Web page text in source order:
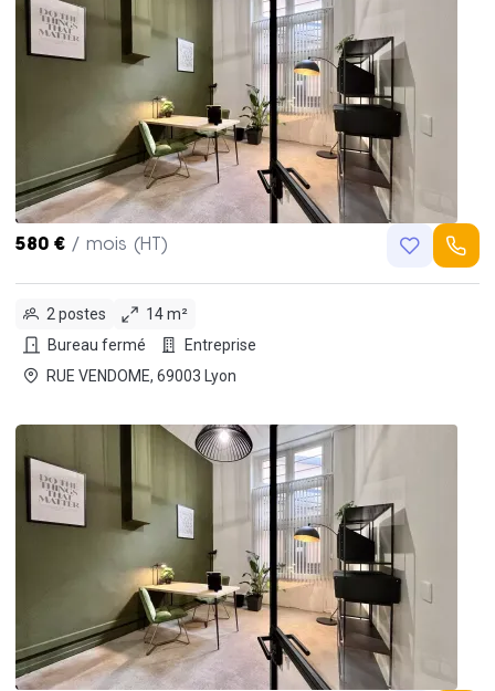
580 € / mois (HT)
2 postes
14 m²
Bureau fermé
Entreprise
RUE VENDOME, 69003 Lyon